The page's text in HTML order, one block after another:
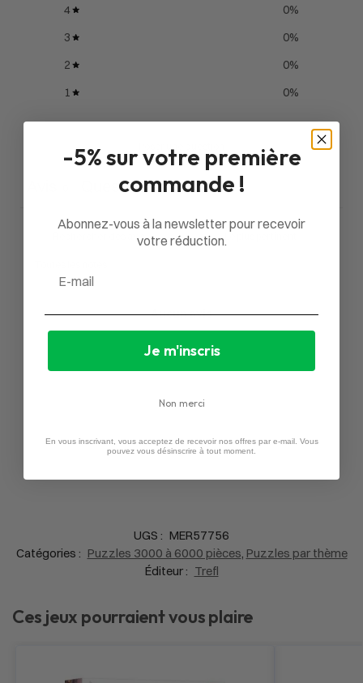
4 0%
3
0%
2
0%
1
0%
Poser une question
Questions 0
Aucun avis
UGS : MER57756
Catégories : Puzzles 3000 à 6000 pièces, Puzzles par thème
Éditeur : Trefl
Ces jeux pourraient vous plaire
-5% sur votre première
commande !
Abonnez-vous à la newsletter pour recevoir
votre réduction.
Je m'inscris
Non merci
En vous inscrivant, vous acceptez de recevoir nos offres par e-mail. Vous
pouvez vous désinscrire à tout moment.